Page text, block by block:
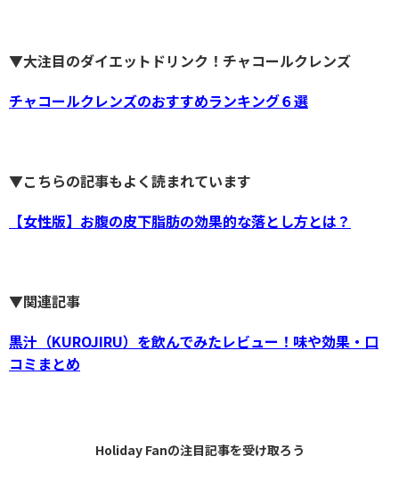
▼大注目のダイエットドリンク！チャコールクレンズ
チャコールクレンズのおすすめランキング６選
▼こちらの記事もよく読まれています
【女性版】お腹の皮下脂肪の効果的な落とし方とは？
▼関連記事
黒汁（KUROJIRU）を飲んでみたレビュー！味や効果・口
コミまとめ
Holiday Fanの注目記事を受け取ろう